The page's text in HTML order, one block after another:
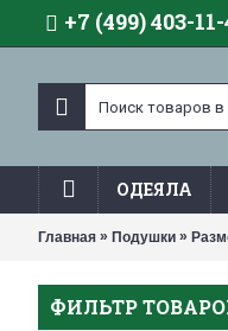
+7 (499) 403-
ОДЕЯЛА
Главная » Подушки »
ФИЛЬТР